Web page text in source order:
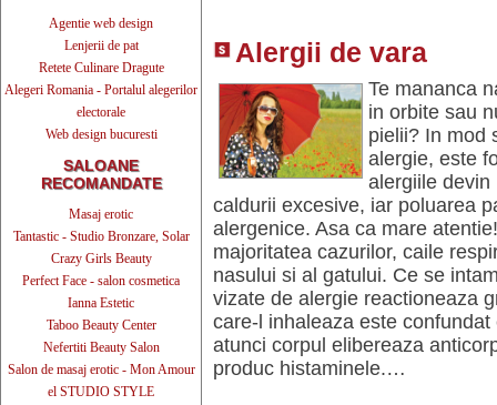
Agentie web design
Lenjerii de pat
Retete Culinare Dragute
Alegeri Romania - Portalul alegerilor
electorale
Web design bucuresti
SALOANE
RECOMANDATE
Masaj erotic
Tantastic - Studio Bronzare, Solar
Crazy Girls Beauty
Perfect Face - salon cosmetica
Ianna Estetic
Taboo Beauty Center
Nefertiti Beauty Salon
Salon de masaj erotic - Mon Amour
el STUDIO STYLE
Alergii de vara
Te mananca
in orbite sau
pielii? In mod
alergie, este
alergiile devin
caldurii excesive, iar poluarea
alergenice. Asa ca mare
majoritatea cazurilor, caile
nasului si al gatului. Ce se
vizate de alergie reactioneaza
care-l inhaleaza este
atunci corpul elibereaza
produc histaminele.…